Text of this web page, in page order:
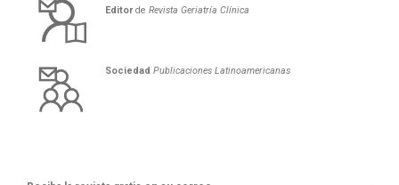
Editorde Revista Geriatría Clí­nica
Sociedad Publicaciones Latinoamericanas